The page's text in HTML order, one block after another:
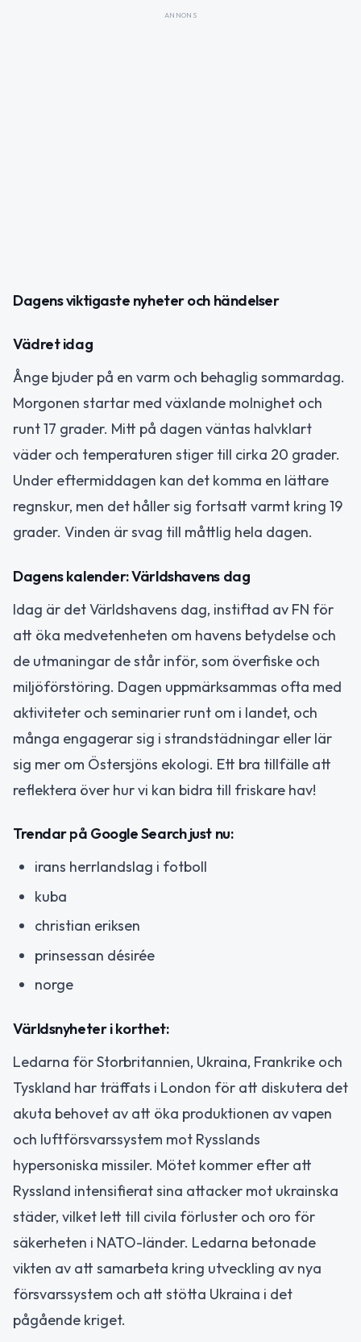
ANNONS
Dagens viktigaste nyheter och händelser
Vädret idag
Ånge bjuder på en varm och behaglig sommardag.
Morgonen startar med växlande molnighet och
runt 17 grader. Mitt på dagen väntas halvklart
väder och temperaturen stiger till cirka 20 grader.
Under eftermiddagen kan det komma en lättare
regnskur, men det håller sig fortsatt varmt kring 19
grader. Vinden är svag till måttlig hela dagen.
Dagens kalender: Världshavens dag
Idag är det Världshavens dag, instiftad av FN för
att öka medvetenheten om havens betydelse och
de utmaningar de står inför, som överfiske och
miljöförstöring. Dagen uppmärksammas ofta med
aktiviteter och seminarier runt om i landet, och
många engagerar sig i strandstädningar eller lär
sig mer om Östersjöns ekologi. Ett bra tillfälle att
reflektera över hur vi kan bidra till friskare hav!
Trendar på Google Search just nu:
irans herrlandslag i fotboll
kuba
christian eriksen
prinsessan désirée
norge
Världsnyheter i korthet:
Ledarna för Storbritannien, Ukraina, Frankrike och
Tyskland har träffats i London för att diskutera det
akuta behovet av att öka produktionen av vapen
och luftförsvarssystem mot Rysslands
hypersoniska missiler. Mötet kommer efter att
Ryssland intensifierat sina attacker mot ukrainska
städer, vilket lett till civila förluster och oro för
säkerheten i NATO-länder. Ledarna betonade
vikten av att samarbeta kring utveckling av nya
försvarssystem och att stötta Ukraina i det
pågående kriget.